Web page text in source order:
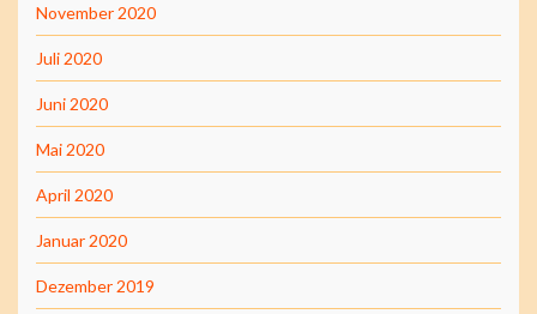
November 2020
Juli 2020
Juni 2020
Mai 2020
April 2020
Januar 2020
Dezember 2019